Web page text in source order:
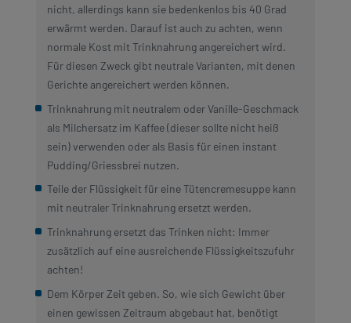
nicht, allerdings kann sie bedenkenlos bis 40 Grad
erwärmt werden. Darauf ist auch zu achten, wenn
normale Kost mit Trinknahrung angereichert wird.
Für diesen Zweck gibt neutrale Varianten, mit denen
Gerichte angereichert werden können.
Trinknahrung mit neutralem oder Vanille-Geschmack
als Milchersatz im Kaffee (dieser sollte nicht heiß
sein) verwenden oder als Basis für einen instant
Pudding/Griessbrei nutzen.
Teile der Flüssigkeit für eine Tütencremesuppe kann
mit neutraler Trinknahrung ersetzt werden.
Trinknahrung ersetzt das Trinken nicht: Immer
zusätzlich auf eine ausreichende Flüssigkeitszufuhr
achten!
Dem Körper Zeit geben. So, wie sich Gewicht über
einen gewissen Zeitraum abgebaut hat, benötigt